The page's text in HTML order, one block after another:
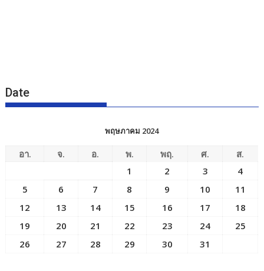
Date
พฤษภาคม 2024
อา. จ. อ. พ. พฤ. ศ.
ส.
1
2 3
4
5
6 7 8 9 10
11
12
13 14 15 16 17
18
19
20 21 22 23 24
25
26
27 28 29 30 31